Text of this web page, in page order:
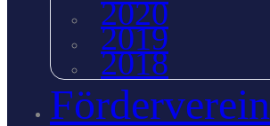
2020
2019
2018
Förderverein